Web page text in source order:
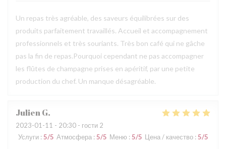
Un repas très agréable, des saveurs équilibrées sur des
produits parfaitement travaillés. Accueil et accompagnement
professionnels et très souriants. Très bon café qui ne gâche
pas la fin de repas.Pourquoi cependant ne pas accompagner
les flûtes de champagne prises en apéritif, par une petite
production du chef. Un manque désagréable.
JulienG
2023-01-11 - 20:30 - гости 2
Услуги : 5/5 Атмосфера : 5/5 Меню : 5/5 Цена / качество : 5/5